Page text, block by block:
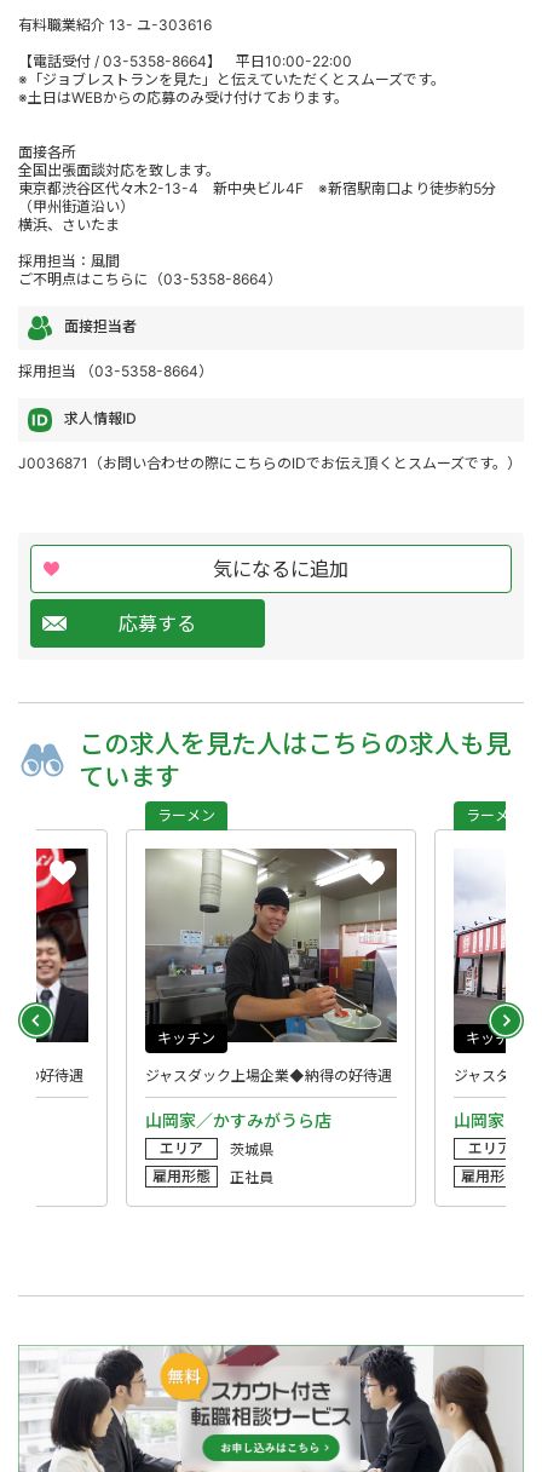
有料職業紹介 13- ユ-303616
【電話受付 / 03-5358-8664】 平日10:00-22:00
※「ジョブレストランを見た」と伝えていただくとスムーズです。
※土日はWEBからの応募のみ受け付けております。
面接各所
全国出張面談対応を致します。
東京都渋谷区代々木2-13-4 新中央ビル4F ※新宿駅南口より徒歩約5分
（甲州街道沿い）
横浜、さいたま
採用担当：風間
ご不明点はこちらに（03-5358-8664）
面接担当者
採用担当 （03-5358-8664）
求人情報ID
J0036871（お問い合わせの際にこちらのIDでお伝え頂くとスムーズです。）
気になるに追加
応募する
この求人を 見た人はこちらの求人も 見
ています
得の好待遇
山岡家／かすみがうら店
ジャスダック上場企業◆納得の好待遇
ラーメン
キッチン
エリア
茨城県
雇用形態
正社員
山岡家／
ジャスダッ
ラーメン
キッチン
エリア
雇用形態